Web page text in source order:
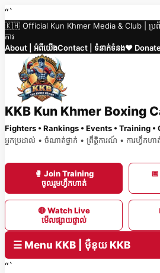
Skip
to
content
“`
🇰🇭 Official Kun Khmer Media & Club | ប្រព័ន្ធផ្
ការ
About | អំពីយើងContact | ទំនាក់ទំនង❤️ Donate
KKB Kun Khmer Boxing
Fighters • Rankings • Events • Training
អ្នកប្រដាល់ • ចំណាត់ថ្នាក់ • ព្រឹត្តិការណ៍ • ការហ្វឹក
🥊 Join Training
ចូលរួមហ្វឹកហាត់
🔴 Watch Live
មើលផ្សាយផ្ទាល់
☰ Menu KKB | ម៉ឺនុយ KKB
“`